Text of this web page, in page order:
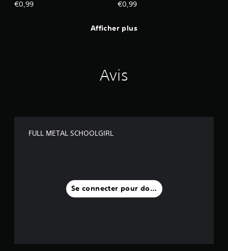
€0,99 €0,99
Afficher plus
Avis
FULL METAL SCHOOLGIRL
Se connecter pour donner un avis